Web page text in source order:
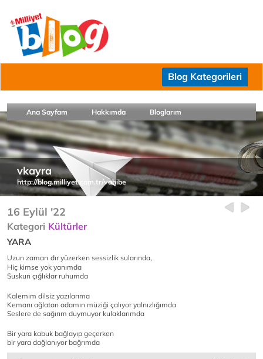
Blog Kategorileri
Ana Sayfam Hakkımda Bloglarım
vkayra
http://blog.milliyet.com.tr/vahibe
16 Eylül '22
Kategori Kültürler
YARA
Uzun zaman dır yüzerken sessizlik sularında,
Hiç kimse yok yanımda
Suskun çığlıklar ruhumda
Kalemim dilsiz yazılarıma
Kemanı ağlatan adamın müziği çalıyor yalnızlığımda
Seslere de sağırım duymuyor kulaklarımda
Bir yara kabuk bağlayıp geçerken
bir yara dağlanıyor bağrımda